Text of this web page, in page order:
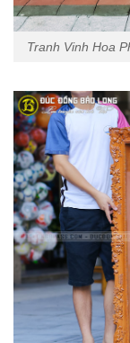
Tranh Vinh Hoa